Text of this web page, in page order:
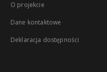
O projekcie
Dane kontaktowe
Deklaracja dostępności